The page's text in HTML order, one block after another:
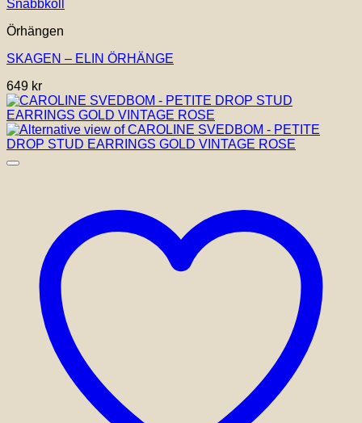
Snabbkoll
Örhängen
SKAGEN – ELIN ÖRHÄNGE
649 kr